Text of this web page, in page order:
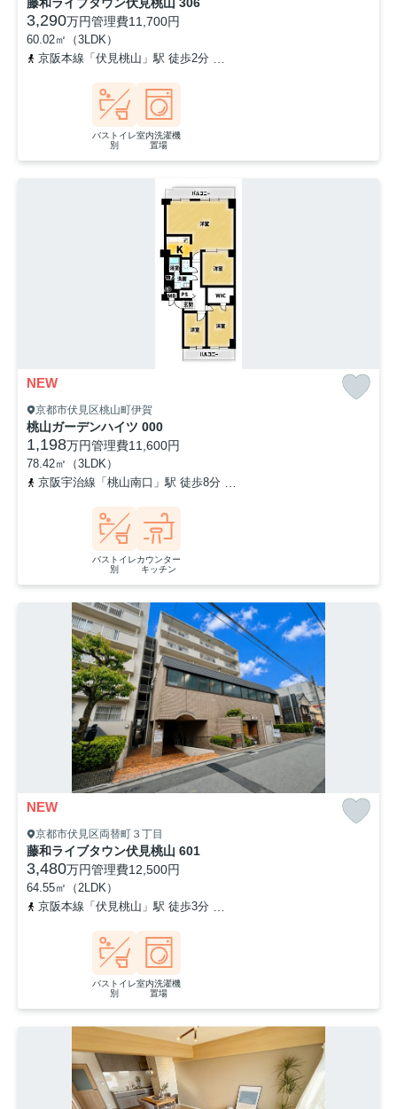
3,290万円管理費11,700円
60.02㎡（3LDK）
京阪本線「伏見桃山」駅 徒歩2分
バストイレ
別
室内洗濯機
置場
NEW
京都市伏見区桃山町伊賀
桃山ガーデンハイツ 000
1,198万円管理費11,600円
78.42㎡（3LDK）
京阪宇治線「桃山南口」駅 徒歩8分
バストイレ
別
カウンター
キッチン
NEW
京都市伏見区両替町３丁目
藤和ライブタウン伏見桃山 601
3,480万円管理費12,500円
64.55㎡（2LDK）
京阪本線「伏見桃山」駅 徒歩3分
バストイレ
別
室内洗濯機
置場